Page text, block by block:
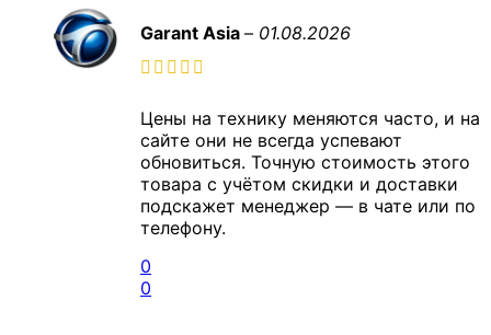
Garant Asia – 01.08.2026
Цены на технику меняются часто, и на
сайте они не всегда успевают
обновиться. Точную стоимость этого
товара с учётом скидки и доставки
подскажет менеджер — в чате или по
телефону.
0
0